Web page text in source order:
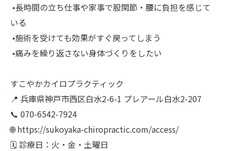
•長時間の立ち仕事や家事で股関節・腰に負担を感じて
いる
•施術を受けても効果がすぐ戻ってしまう
•痛みを繰り返さない身体づくりをしたい
すこやかカイロプラクティック
📍 兵庫県神戸市西区白水2-6-1 プレアール白水2-207
📞 070-6542-7924
🌐 https://sukoyaka-chiropractic.com/access/
🗓️ 診療日：火・金・土曜日